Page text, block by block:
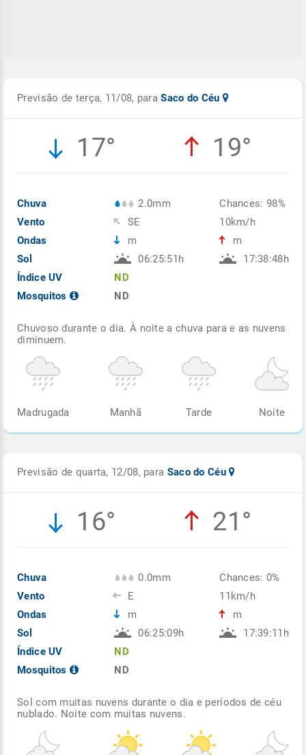
Previsão de terça, 11/08, paraSaco do Céu
17° 19°
Chuva
Vento
Ondas
Sol
Índice UV
Mosquitos
2.0mm
SE
m
06:25:51h
ND
ND
Chances: 98%
10km/h
m
17:38:48h
Chuvoso durante o dia. À noite a chuva para e as nuvens
diminuem.
Madrugada Manhã Tarde Noite
Previsão de quarta, 12/08, para Saco do Céu
16° 21°
Chuva
Vento
Ondas
Sol
Índice UV
Mosquitos
0.0mm
E
m
06:25:09h
ND
ND
Chances: 0%
11km/h
m
17:39:11h
Sol com muitas nuvens durante o dia e períodos de céu
nublado. Noite com muitas nuvens.